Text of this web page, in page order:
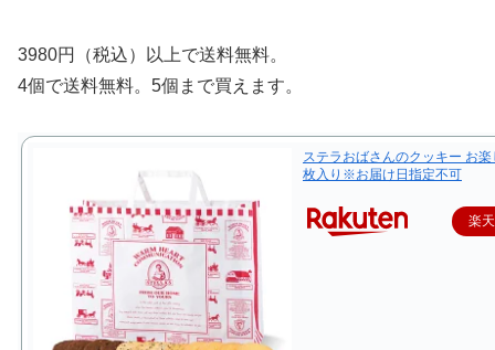
3980円（税込）以上で送料無料。
4個で送料無料。5個まで買えます。
ステラおばさんのクッキー お
枚入り※お届け日指定不可
楽